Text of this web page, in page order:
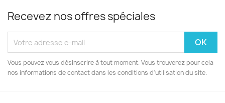
Recevez nos offres spéciales
Vous pouvez vous désinscrire à tout moment. Vous trouverez pour cela
nos informations de contact dans les conditions d'utilisation du site.